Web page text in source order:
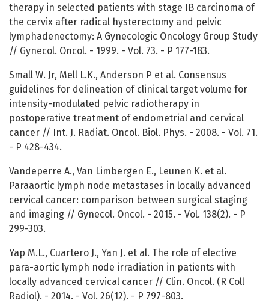
therapy in selected patients with stage IB carcinoma of
the cervix after radical hysterectomy and pelvic
lymphadenectomy: A Gynecologic Oncology Group Study
// Gynecol. Oncol. - 1999. - Vol. 73. - P 177-183.
Small W. Jr, Mell L.K., Anderson P et al. Consensus
guidelines for delineation of clinical target volume for
intensity-modulated pelvic radiotherapy in
postoperative treatment of endometrial and cervical
cancer // Int. J. Radiat. Oncol. Biol. Phys. - 2008. - Vol. 71.
- P 428-434.
Vandeperre A., Van Limbergen E., Leunen K. et al.
Paraaortic lymph node metastases in locally advanced
cervical cancer: comparison between surgical staging
and imaging // Gynecol. Oncol. - 2015. - Vol. 138(2). - P
299-303.
Yap M.L., Cuartero J., Yan J. et al. The role of elective
para-aortic lymph node irradiation in patients with
locally advanced cervical cancer // Clin. Oncol. (R Coll
Radiol). - 2014. - Vol. 26(12). - P 797-803.